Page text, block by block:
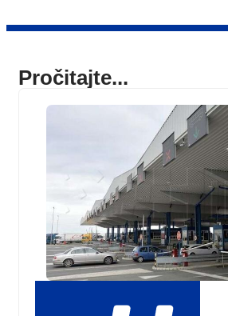
Pročitajte...